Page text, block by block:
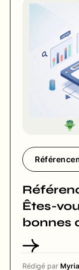
Êtes-
bonnes
Rédigé par